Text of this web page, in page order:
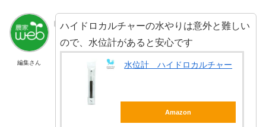
編集さん
ハイドロカルチャーの水やりは意外と難しい
ので、水位計があると安心です
水位計 ハイドロカルチャー
Amazon